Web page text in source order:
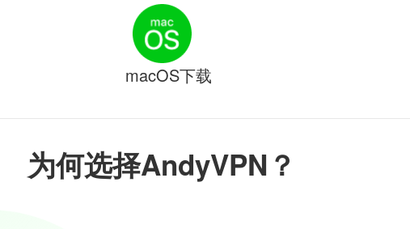
为何选择AndyVPN？
macOS下载